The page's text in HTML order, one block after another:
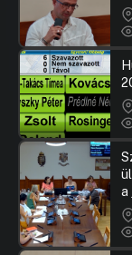
a